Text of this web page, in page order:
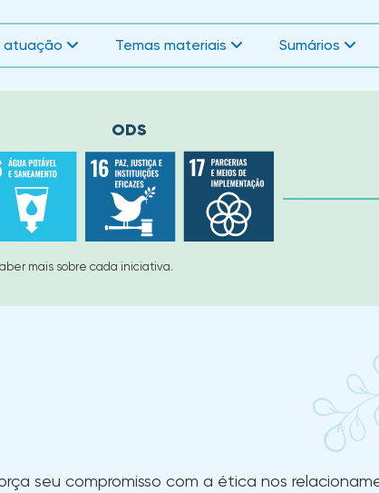
atuação Temas materiais Sumários
ODS
mais sobre cada iniciativa.​
seu compromisso com a ética nos